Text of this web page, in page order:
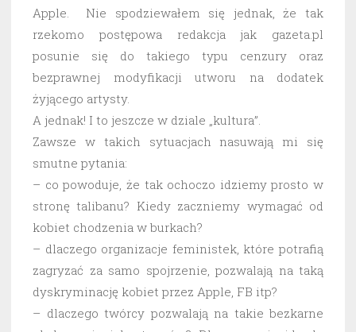
Apple. Nie spodziewałem się jednak, że tak
rzekomo postępowa redakcja jak gazeta.pl
posunie się do takiego typu cenzury oraz
bezprawnej modyfikacji utworu na dodatek
żyjącego artysty.
A jednak! I to jeszcze w dziale „kultura”.
Zawsze w takich sytuacjach nasuwają mi się
smutne pytania:
– co powoduje, że tak ochoczo idziemy prosto w
stronę talibanu? Kiedy zaczniemy wymagać od
kobiet chodzenia w burkach?
– dlaczego organizacje feministek, które potrafią
zagryzać za samo spojrzenie, pozwalają na taką
dyskryminację kobiet przez Apple, FB itp?
– dlaczego twórcy pozwalają na takie bezkarne